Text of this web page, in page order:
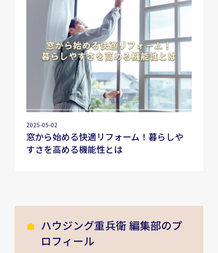
2025-05-02
窓から始める快適リフォーム！暮らしや
すさを高める機能性とは
ハウジング重兵衛 編集部のプ
ロフィール